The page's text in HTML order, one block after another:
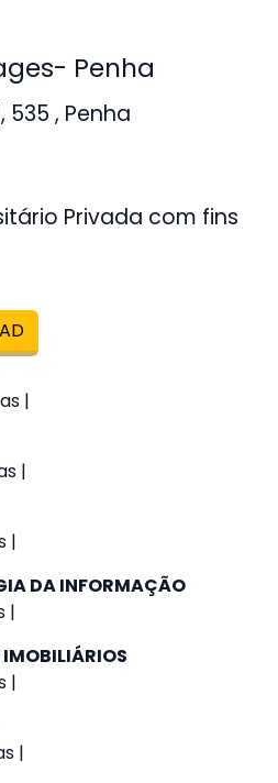
Penha
535 , Penha
Privada com fins
|
|
|
DA INFORMAÇÃO
|
IMOBILIÁRIOS
|
|